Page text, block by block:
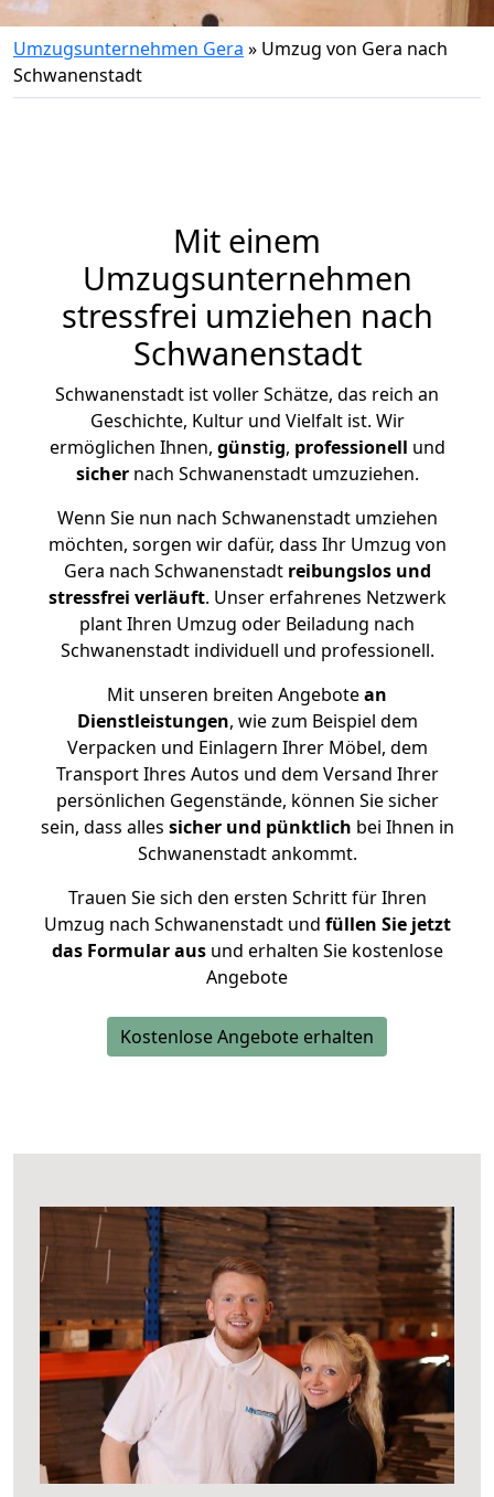
Umzugsunternehmen Gera » Umzug von Gera nach
Schwanenstadt
Mit einem
Umzugsunternehmen
stressfrei umziehen nach
Schwanenstadt
Schwanenstadt ist voller Schätze, das reich an
Geschichte, Kultur und Vielfalt ist. Wir
ermöglichen Ihnen, günstig, professionell und
sichernach Schwanenstadt umzuziehen.
Wenn Sie nun nach Schwanenstadt umziehen
möchten, sorgen wir dafür, dass Ihr Umzug von
Gera nach Schwanenstadt reibungslos und
stressfrei verläuft. Unser erfahrenes Netzwerk
plant Ihren Umzug oder Beiladung nach
Schwanenstadt individuell und professionell.
Mit unseren breiten Angebotean
Dienstleistungen, wie zum Beispiel dem
Verpacken und Einlagern Ihrer Möbel, dem
Transport Ihres Autos und dem Versand Ihrer
persönlichen Gegenstände, können Sie sicher
sein, dass alles sicher und pünktlich bei Ihnen in
Schwanenstadt ankommt.
Trauen Sie sich den ersten Schritt für Ihren
Umzug nach Schwanenstadt und füllen Sie jetzt
das Formular ausund erhalten Sie kostenlose
Angebote
Kostenlose Angebote erhalten